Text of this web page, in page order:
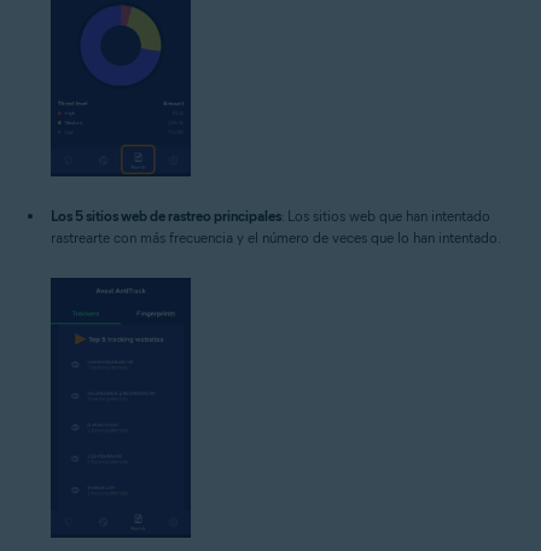
Los 5 sitios web de rastreo principales: Los sitios web que han intentado
rastrearte con más frecuencia y el número de veces que lo han intentado.